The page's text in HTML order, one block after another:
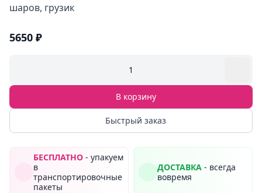
шаров, грузик
5650 ₽
1
В корзину
Быстрый заказ
БЕСПЛАТНО - упакуем
в
транспортировочные
пакеты
ДОСТАВКА - всегда
вовремя